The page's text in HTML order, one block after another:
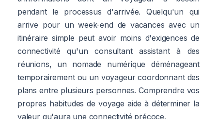
pendant le processus d'arrivée. Quelqu'un qui
arrive pour un week-end de vacances avec un
itinéraire simple peut avoir moins d'exigences de
connectivité qu'un consultant assistant à des
réunions, un nomade numérique déménageant
temporairement ou un voyageur coordonnant des
plans entre plusieurs personnes. Comprendre vos
propres habitudes de voyage aide à déterminer la
valeur qu'aura une connectivité précoce.